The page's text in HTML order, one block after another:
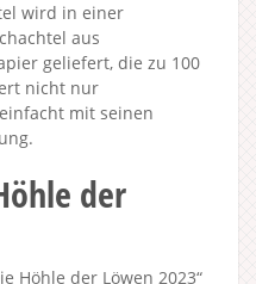
wird in einer
aus
geliefert, die zu 100
nicht nur
mit seinen
der
Höhle der Löwen 2023“